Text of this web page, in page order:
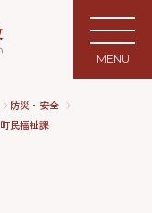
MENU
防災・安全
町民福祉課